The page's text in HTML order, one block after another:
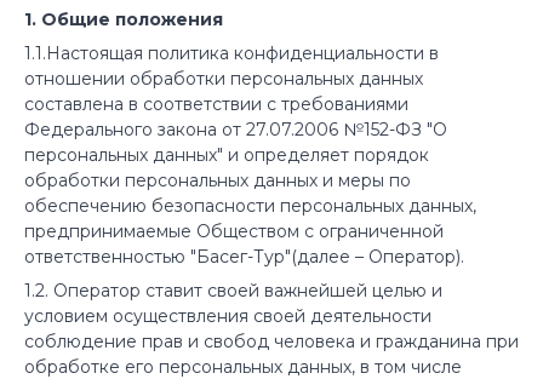
1. Общие положения
1.1.Настоящая политика конфиденциальности в
отношении обработки персональных данных
составлена в соответствии с требованиями
Федерального закона от 27.07.2006 №152-ФЗ "О
персональных данных" и определяет порядок
обработки персональных данных и меры по
обеспечению безопасности персональных данных,
предпринимаемые Обществом с ограниченной
ответственностью "Басег-Тур"(далее – Оператор).
1.2. Оператор ставит своей важнейшей целью и
условием осуществления своей деятельности
соблюдение прав и свобод человека и гражданина при
обработке его персональных данных, в том числе